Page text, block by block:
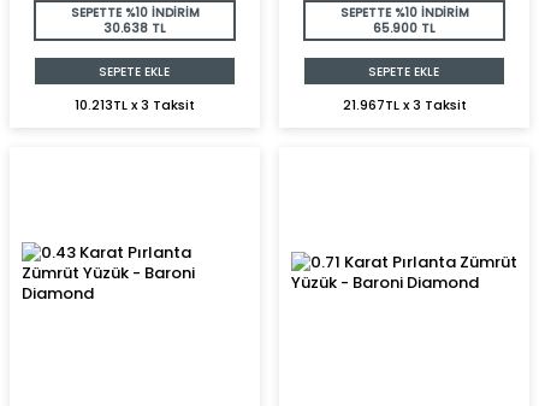
SEPETTE %10 İNDİRİM
30.638 TL
SEPETE EKLE
10.213TL x 3 Taksit
SEPETTE %10 İNDİRİM
65.900 TL
SEPETE EKLE
21.967TL x 3 Taksit